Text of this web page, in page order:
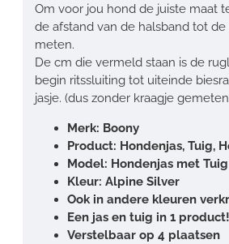
Om voor jou hond de juiste maat
de afstand van de halsband tot de
meten.
De cm die vermeld staan is de
begin ritssluiting tot uiteinde
jasje. (dus zonder kraagje
Merk: Boony
Product: Hondenjas, Tuig,
Model: Hondenjas met Tuig
Kleur: Alpine Silver
Ook in andere kleuren
Een jas en tuig in 1 product!
Verstelbaar op 4 plaatsen